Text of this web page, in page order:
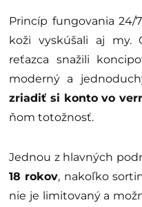
Princíp fungovania
koži vyskúšali aj my.
reťazca snažili
moderný a
zriadiť si konto vo
ňom totožnosť.
Jednou z hlavných
18 rokov, nakoľko
nie je limitovaný a